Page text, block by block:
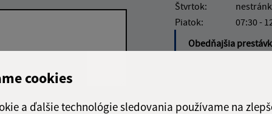
cookies
a ďalšie technológie sledovania používame na
Štvrtok:
Piatok:
07:30 -
Obedňajšia